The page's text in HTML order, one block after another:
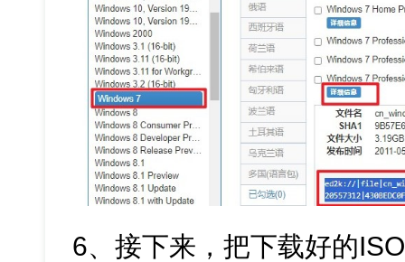
6、接下来，把下载好的